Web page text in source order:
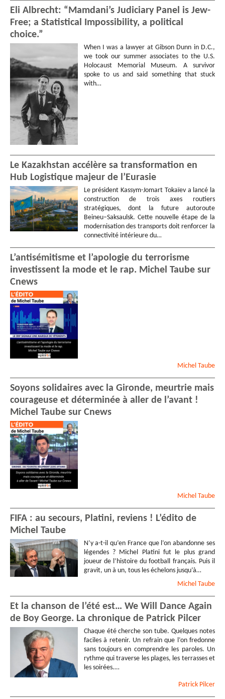
Eli Albrecht: “Mamdani’s Judiciary Panel is Jew-
Free; a Statistical Impossibility, a political
choice.”
When I was a lawyer at Gibson Dunn in D.C.,
we took our summer associates to the U.S.
Holocaust Memorial Museum. A survivor
spoke to us and said something that stuck
with…
Le Kazakhstan accélère sa transformation en
Hub Logistique majeur de l’Eurasie
Le président Kassym-Jomart Tokaïev a lancé la
construction de trois axes routiers
stratégiques, dont la future autoroute
Beineu–Saksaulsk. Cette nouvelle étape de la
modernisation des transports doit renforcer la
connectivité intérieure du…
L’antisémitisme et l’apologie du terrorisme
investissent la mode et le rap. Michel Taube sur
Cnews
Michel Taube
Soyons solidaires avec la Gironde, meurtrie mais
courageuse et déterminée à aller de l’avant !
Michel Taube sur Cnews
Michel Taube
FIFA : au secours, Platini, reviens ! L’édito de
Michel Taube
N’y a-t-il qu’en France que l’on abandonne ses
légendes ? Michel Platini fut le plus grand
joueur de l’histoire du football français. Puis il
gravit, un à un, tous les échelons jusqu’à…
Michel Taube
Et la chanson de l’été est… We Will Dance Again
de Boy George. La chronique de Patrick Pilcer
Chaque été cherche son tube. Quelques notes
faciles à retenir. Un refrain que l’on fredonne
sans toujours en comprendre les paroles. Un
rythme qui traverse les plages, les terrasses et
les soirées.…
Patrick Pilcer